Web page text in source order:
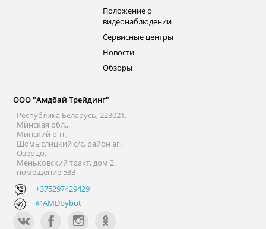
Положение о
видеонаблюдении
Сервисные центры
Новости
Обзоры
ООО "Амдбай Трейдинг"
Республика Беларусь, 223021,
Минская обл.,
Минский р-н.,
Щомыслицкий с/с, район аг.
Озерцо,
Меньковский тракт, дом 2,
помещение 533
+375297429429
@AMDbybot